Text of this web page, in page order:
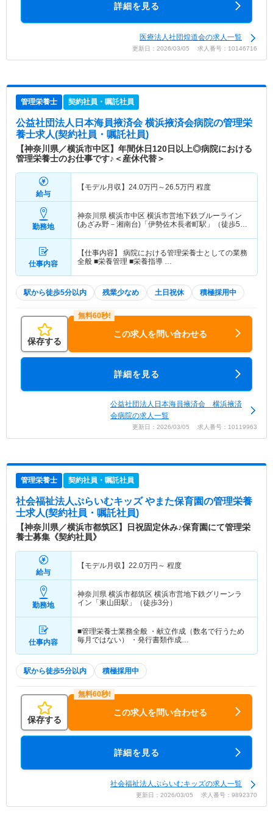
詳細を見る
医療法人社団煌道会の求人一覧
更新日：2026/03/05 求人番号：10146716
管理栄養士 契約社員・嘱託社員
公益社団法人日本海員掖済会 横浜掖済会病院の管理栄
養士求人(契約社員・嘱託社員)
【神奈川県／横浜市中区】年間休日120日以上◎病院における
管理栄養士のお仕事です♪＜産休代替＞
給与
【モデル月収】 24.0万円～26.5万円 程度
勤務地
神奈川県 横浜市中区 横浜市営地下鉄ブルーライン
(あざみ野－湘南台)「伊勢佐木長者町駅」（徒歩5
仕事内容
【仕事内容】 病院における管理栄養士としての業務
全般 ■栄養管理 ■栄養指導 …
駅から徒歩5分以内 残業少なめ 土日祝休 積極採用中
保存する
この求人を問い合わせる
詳細を見る
公益社団法人日本海員掖済会 横浜掖済
会病院の求人一覧
更新日：2026/03/05 求人番号：10119963
管理栄養士 契約社員・嘱託社員
社会福祉法人ぷらいむキッズ やまた保育園の管理栄養
士求人(契約社員・嘱託社員)
【神奈川県／横浜市都筑区】日祝固定休み♪保育園にて管理栄
養士募集《契約社員》
給与
【モデル月収】 22.0万円～ 程度
勤務地
神奈川県 横浜市都筑区 横浜市営地下鉄グリーンラ
イン「東山田駅」（徒歩3分）
仕事内容
■管理栄養士業務全般 ・献立作成（数名で行うため
毎月ではない） ・発行書類作成…
駅から徒歩5分以内 積極採用中
保存する
この求人を問い合わせる
詳細を見る
社会福祉法人ぷらいむキッズの求人一覧
更新日：2026/03/05 求人番号：9892370